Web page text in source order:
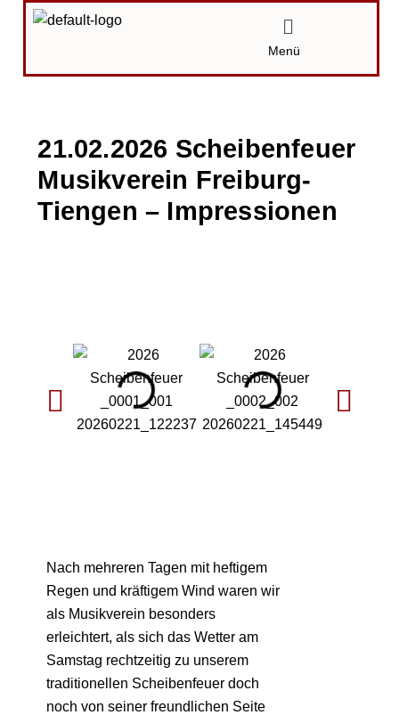
Zum
Menü
Menü
21.02.2026 Scheibenfeuer
Musikverein Freiburg-
Tiengen – Impressionen
Nach mehreren Tagen mit heftigem
Regen und kräftigem Wind waren wir
als Musikverein besonders
erleichtert, als sich das Wetter am
Samstag rechtzeitig zu unserem
traditionellen Scheibenfeuer doch
noch von seiner freundlichen Seite